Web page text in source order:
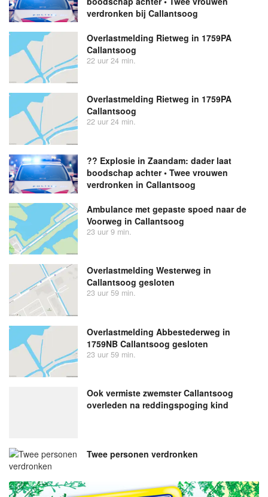
verdronken bij Callantsoog
Overlastmelding Rietweg in 1759PA
Callantsoog
22 uur 24 min.
Overlastmelding Rietweg in 1759PA
Callantsoog
22 uur 24 min.
?? Explosie in Zaandam: dader laat
boodschap achter • Twee vrouwen
verdronken in Callantsoog
Ambulance met gepaste spoed naar de
Voorweg in Callantsoog
23 uur 9 min.
Overlastmelding Westerweg in
Callantsoog gesloten
23 uur 59 min.
Overlastmelding Abbestederweg in
1759NB Callantsoog gesloten
23 uur 59 min.
Ook vermiste zwemster Callantsoog
overleden na reddingspoging kind
Twee personen verdronken